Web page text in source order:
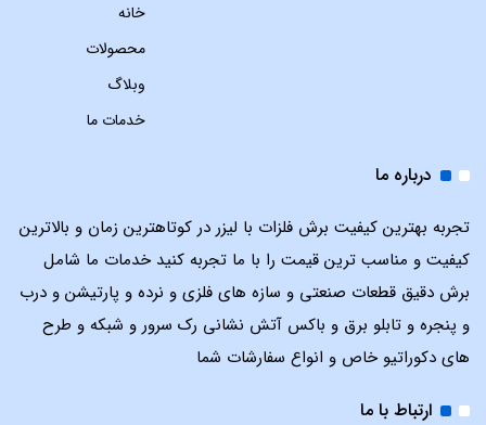
خانه
محصولات
وبلاگ
خدمات ما
درباره ما
تجربه بهترین کیفیت برش فلزات با لیزر در کوتاهترین زمان و بالاترین
کیفیت و مناسب ترین قیمت را با ما تجربه کنید خدمات ما شامل
برش دقیق قطعات صنعتی و سازه های فلزی و نرده و پارتیشن و درب
و پنجره و تابلو برق و باکس آتش نشانی رک سرور و شبکه و طرح
های دکوراتیو خاص و انواع سفارشات شما
ارتباط با ما